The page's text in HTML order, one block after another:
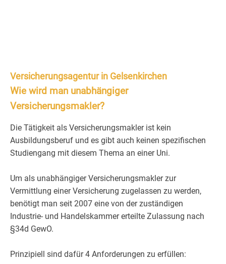
Versicherungsagentur in Gelsenkirchen
Wie wird man unabhängiger
Versicherungsmakler?
Die Tätigkeit als Versicherungsmakler ist kein
Ausbildungsberuf und es gibt auch keinen spezifischen
Studiengang mit diesem Thema an einer Uni.
Um als unabhängiger Versicherungsmakler zur
Vermittlung einer Versicherung zugelassen zu werden,
benötigt man seit 2007 eine von der zuständigen
Industrie- und Handelskammer erteilte Zulassung nach
§34d GewO.
Prinzipiell sind dafür 4 Anforderungen zu erfüllen: